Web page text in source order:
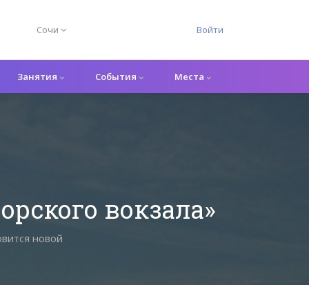
Сочи Войти
Занятия События Места
вокзала»
новой